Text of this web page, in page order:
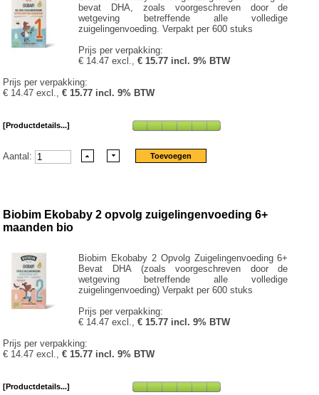
bevat DHA, zoals voorgeschreven door de
wetgeving betreffende alle volledige
zuigelingenvoeding. Verpakt per 600 stuks
Prijs per verpakking:
€ 14.47 excl.,€ 15.77 incl. 9% BTW
Prijs per verpakking:
€ 14.47 excl.,€ 15.77 incl. 9% BTW
[Productdetails...]
Aantal:
Biobim Ekobaby 2 opvolg zuigelingenvoeding 6+
maanden bio
Biobim Ekobaby 2 Opvolg Zuigelingenvoeding 6+
Bevat DHA (zoals voorgeschreven door de
wetgeving betreffende alle volledige
zuigelingenvoeding) Verpakt per 600 stuks
Prijs per verpakking:
€ 14.47 excl.,€ 15.77 incl. 9% BTW
Prijs per verpakking:
€ 14.47 excl.,€ 15.77 incl. 9% BTW
[Productdetails...]